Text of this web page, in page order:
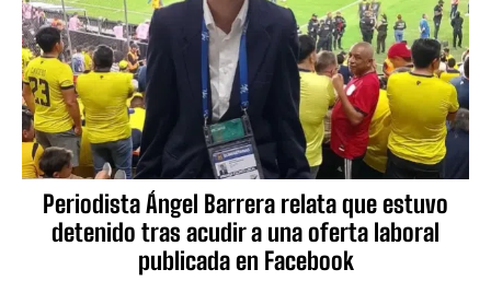
Periodista Ángel Barrera relata que estuvo
detenido tras acudir a una oferta laboral
publicada en Facebook